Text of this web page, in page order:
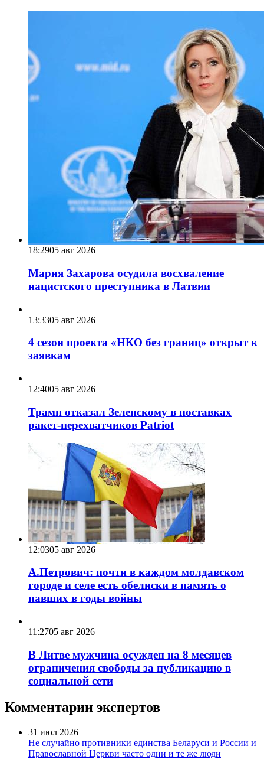
18:2905 авг 2026
Мария Захарова осудила восхваление
нацистского преступника в Латвии
13:3305 авг 2026
4 сезон проекта «НКО без границ» открыт к
заявкам
12:4005 авг 2026
Трамп отказал Зеленскому в поставках
ракет-перехватчиков Patriot
12:0305 авг 2026
А.Петрович: почти в каждом молдавском
городе и селе есть обелиски в память о
павших в годы войны
11:2705 авг 2026
В Литве мужчина осужден на 8 месяцев
ограничения свободы за публикацию в
социальной сети
Комментарии экспертов
31 июл 2026
Не случайно противники единства Беларуси и России и
Православной Церкви часто одни и те же люди